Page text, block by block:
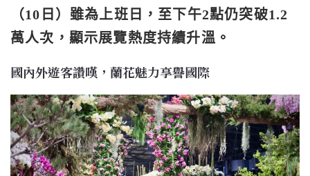
（10日）雖為上班日，至下午2點仍突破1.2
萬人次，顯示展覽熱度持續升溫。
國內外遊客讚嘆，蘭花魅力享譽國際